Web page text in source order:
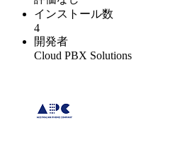
インストール数
4
開発者
Cloud PBX Solutions